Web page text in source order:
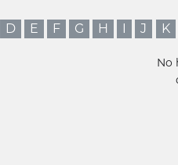
D E F G H I J K
No